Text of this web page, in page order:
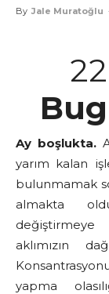
By Jale Muratoğlu
Ay boşlukta.
yarım kalan
bulunmamak
almakta
değiştirmeye
aklımızın
yapma